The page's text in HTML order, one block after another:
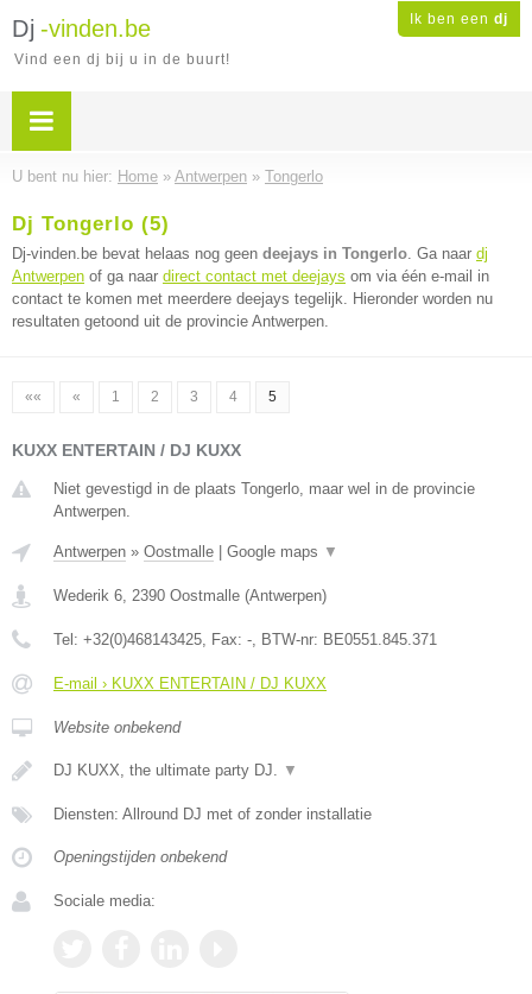
Ik ben een dj
Dj -vinden.be
Vind een dj bij u in de buurt!
U bent nu hier: Home » Antwerpen » Tongerlo
Dj Tongerlo (5)
Dj-vinden.be bevat helaas nog geen deejays in Tongerlo. Ga naar dj
Antwerpen of ga naar direct contact met deejays om via één e-mail in
contact te komen met meerdere deejays tegelijk. Hieronder worden nu
resultaten getoond uit de provincie Antwerpen.
«« « 1 2 3 4 5
KUXX ENTERTAIN / DJ KUXX
Niet gevestigd in de plaats Tongerlo, maar wel in de provincie
Antwerpen.
Antwerpen » Oostmalle Google maps ▼
Wederik 6, 2390 Oostmalle (Antwerpen)
Tel: +32(0)468143425, Fax: -, BTW-nr: BE0551.845.371
E-mail › KUXX ENTERTAIN / DJ KUXX
Website onbekend
DJ KUXX, the ultimate party DJ. ▼
Diensten: Allround DJ met of zonder installatie
Openingstijden onbekend
Sociale media: